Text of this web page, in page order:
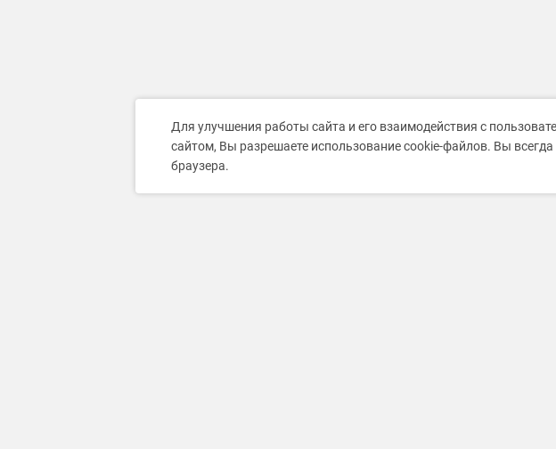
Для улучшения работы сайта и его взаимодействия с
сайтом, Вы разрешаете использование cookie-файлов. Вы
браузера.